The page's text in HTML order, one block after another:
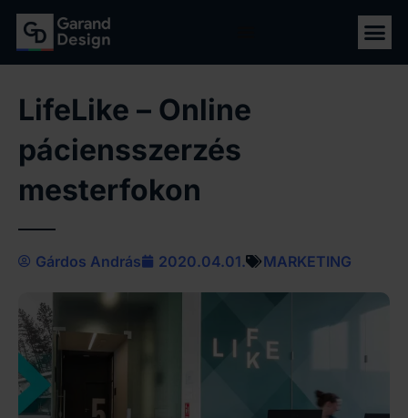
LifeLike – Online
páciensszerzés
mesterfokon
Gárdos András 2020.04.01. MARKETING